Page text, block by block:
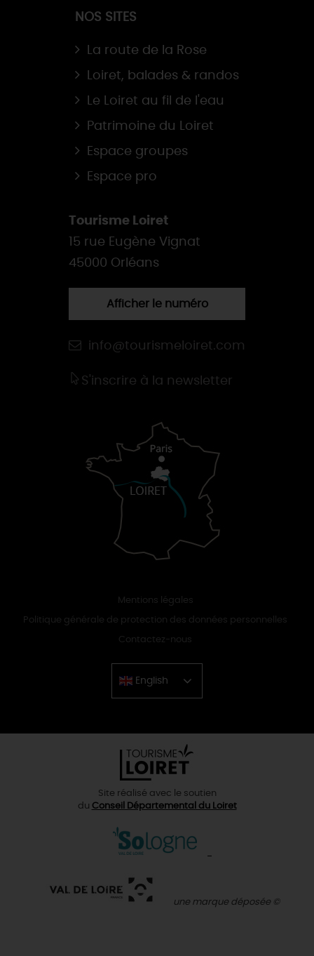
NOS SITES
La route de la Rose
Loiret, balades & randos
Le Loiret au fil de l'eau
Patrimoine du Loiret
Espace groupes
Espace pro
Tourisme Loiret
15 rue Eugène Vignat
45000 Orléans
Afficher le numéro
info@tourismeloiret.com
S'inscrire à la newsletter
Mentions légales
Politique générale de protection des données personnelles
Contactez-nous
English
Chinese
Site réalisé avec le soutien
du Conseil Départemental du Loiret
une marque déposée ©